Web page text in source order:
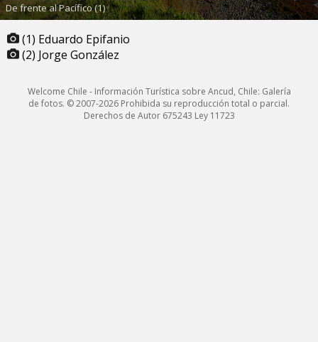
De frente al Pacífico (1)
(1) Eduardo Epifanio
(2) Jorge González
Welcome Chile - Información Turística sobre Ancud, Chile: Galería
de fotos. © 2007-2026 Prohibida su reproducción total o parcial.
Derechos de Autor 675243 Ley 11723